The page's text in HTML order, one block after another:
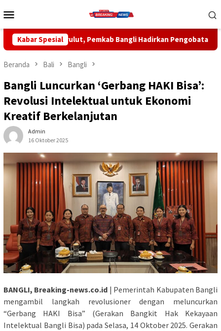
ke
Mobile
Kabar Spesial
Bangli Hadirkan Pengobatan Gratis di Empat Kecamatan
Beranda Bali Bangli
Bangli Luncurkan ‘Gerbang HAKI Bisa’:
Revolusi Intelektual untuk Ekonomi
Kreatif Berkelanjutan
Admin
16 Oktober 2025
BANGLI, Breaking-news.co.id | Pemerintah Kabupaten Bangli
mengambil langkah revolusioner dengan meluncurkan
“Gerbang HAKI Bisa” (Gerakan Bangkit Hak Kekayaan
Intelektual Bangli Bisa) pada Selasa, 14 Oktober 2025. Gerakan